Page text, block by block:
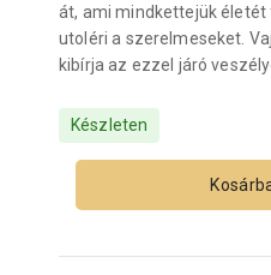
át, ami mindkettejük
utoléri a szerelmeseket.
kibírja az ezzel járó
Készleten